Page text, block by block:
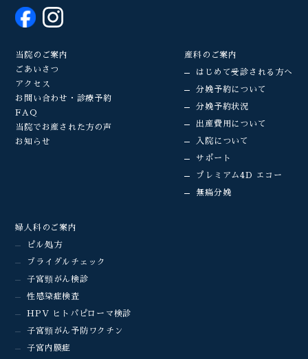
当院のご案内
ごあいさつ
アクセス
お問い合わせ・診療予約
FAQ
当院でお産された方の声
お知らせ
産科のご案内
はじめて受診される方へ
分娩予約について
分娩予約状況
出産費用について
入院について
サポート
プレミアム4D エコー
無痛分娩
婦人科のご案内
ピル処方
ブライダルチェック
子宮頸がん検診
性感染症検査
HPV ヒトパピローマ検診
子宮頸がん予防ワクチン
子宮内膜症